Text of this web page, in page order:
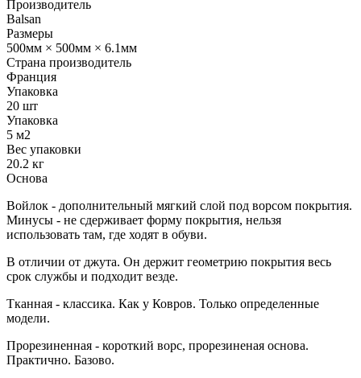
Производитель
Balsan
Размеры
500мм × 500мм × 6.1мм
Страна производитель
Франция
Упаковка
20 шт
Упаковка
5 м2
Вес упаковки
20.2 кг
Основа
Войлок - дополнительный мягкий слой под ворсом покрытия.
Минусы - не сдерживает форму покрытия, нельзя
использовать там, где ходят в обуви.
В отличии от джута. Он держит геометрию покрытия весь
срок службы и подходит везде.
Тканная - классика. Как у Ковров. Только определенные
модели.
Прорезиненная - короткий ворс, прорезиненая основа.
Практично. Базово.